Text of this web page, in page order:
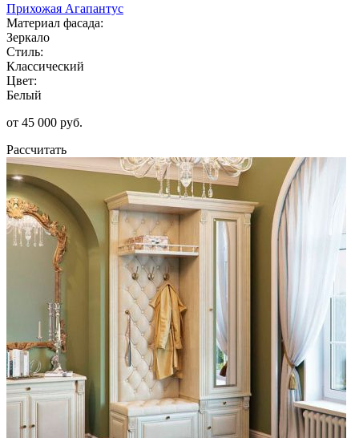
Прихожая Агапантус
Материал фасада:
Зеркало
Стиль:
Классический
Цвет:
Белый
от 45 000 руб.
Рассчитать